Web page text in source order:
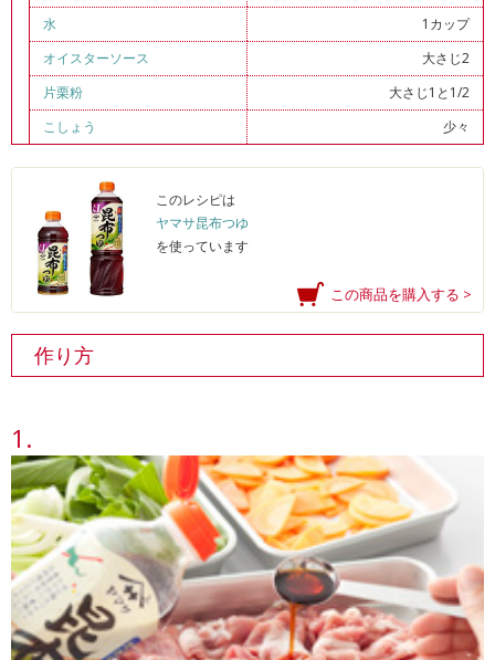
水
1カップ
オイスターソース
大さじ2
片栗粉
大さじ1と1/2
こしょう
少々
このレシピは
ヤマサ昆布つゆ
を使っています
この商品を購入する >
作り方